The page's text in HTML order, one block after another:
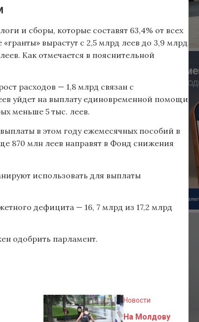
и сборы, которые составят 63,4% от всех
вырастут с 2,5 млрд леев до 3,9 млрд
Как отмечается в пояснительной
расходов — 1,8 млрд связан с
уйдет на выплату единовременной помощи
меньше 5 тыс. леев.
в этом году ежемесячных пособий в
870 млн леев направят в Фонд снижения
использовать для выплаты
дефицита — 16, 7 млрд из 17,2 млрд
одобрить парламент.
Новости
На Молдову